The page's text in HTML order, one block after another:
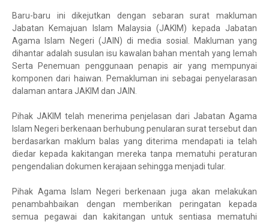
Baru-baru ini dikejutkan dengan sebaran surat makluman
Jabatan Kemajuan Islam Malaysia (JAKIM) kepada Jabatan
Agama Islam Negeri (JAIN) di media sosial. Makluman yang
dihantar adalah susulan isu kawalan bahan mentah yang lemah
Serta Penemuan penggunaan penapis air yang mempunyai
komponen dari haiwan. Pemakluman ini sebagai penyelarasan
dalaman antara JAKIM dan JAIN.
Pihak JAKIM telah menerima penjelasan dari Jabatan Agama
Islam Negeri berkenaan berhubung penularan surat tersebut dan
berdasarkan maklum balas yang diterima mendapati ia telah
diedar kepada kakitangan mereka tanpa mematuhi peraturan
pengendalian dokumen kerajaan sehingga menjadi tular.
Pihak Agama Islam Negeri berkenaan juga akan melakukan
penambahbaikan dengan memberikan peringatan kepada
semua pegawai dan kakitangan untuk sentiasa mematuhi